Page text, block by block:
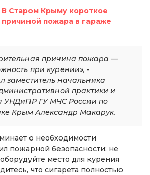
В Старом Крыму короткое
пожара в гараже
причина пожара —
при курении», -
заместитель начальника
практики и
УНДиПР ГУ МЧС России по
Крым Александр Макарук.
о необходимости
пожарной безопасности: не
место для курения
что сигарета полностью